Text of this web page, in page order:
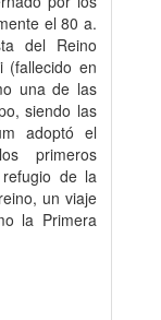
el 80 a.
del Reino
(fallecido en
una de las
siendo las
adoptó el
primeros
de la
un viaje
la Primera